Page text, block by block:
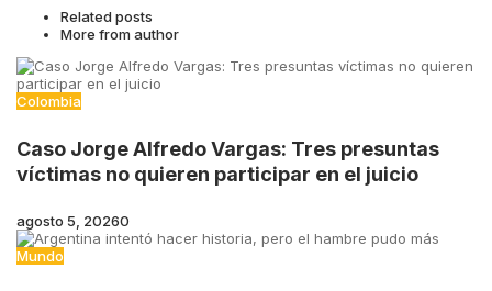
Related posts
More from author
Colombia
Caso Jorge Alfredo Vargas: Tres presuntas
víctimas no quieren participar en el juicio
agosto 5, 20260
Mundo